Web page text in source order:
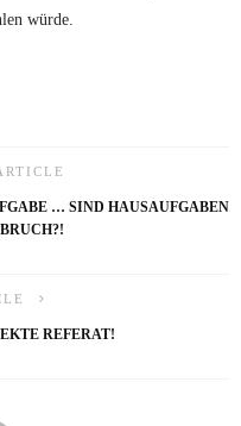
würde.
… SIND HAUSAUFGABEN
REFERAT!